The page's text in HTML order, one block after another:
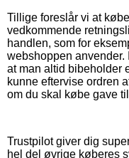
Tillige foreslår vi at
vedkommende
handlen, som for
webshoppen anvender.
at man altid bibeholder
kunne eftervise ordren
om du skal købe gave
Trustpilot giver dig
hel del øvrige køberes